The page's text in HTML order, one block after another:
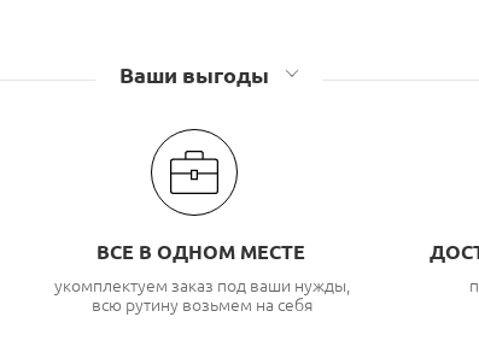
Ваши выгоды
ВСЕ В ОДНОМ МЕСТЕ
укомплектуем заказ под ваши нужды,
всю рутину возьмем на себя